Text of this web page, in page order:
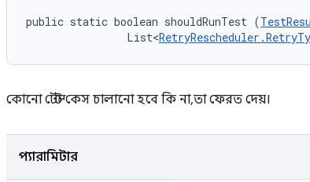
public static boolean shouldRunTest (
                List<
কোনো টেস্ট কেস চালানো হবে কি না, তা ফেরত দেয়।
প্যারামিটার